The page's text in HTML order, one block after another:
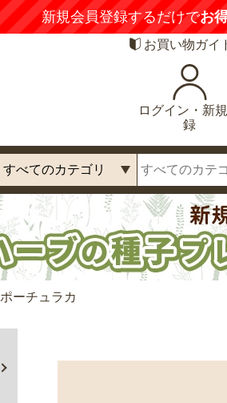
新規会員登録するだけでお
お買い物ガイ
ログイン・新
録
ポーチュラカ